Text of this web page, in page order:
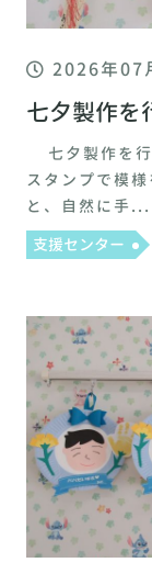
2026年07
七夕製作
七夕製作を行
スタンプで模
と、自然に手...
支援センター